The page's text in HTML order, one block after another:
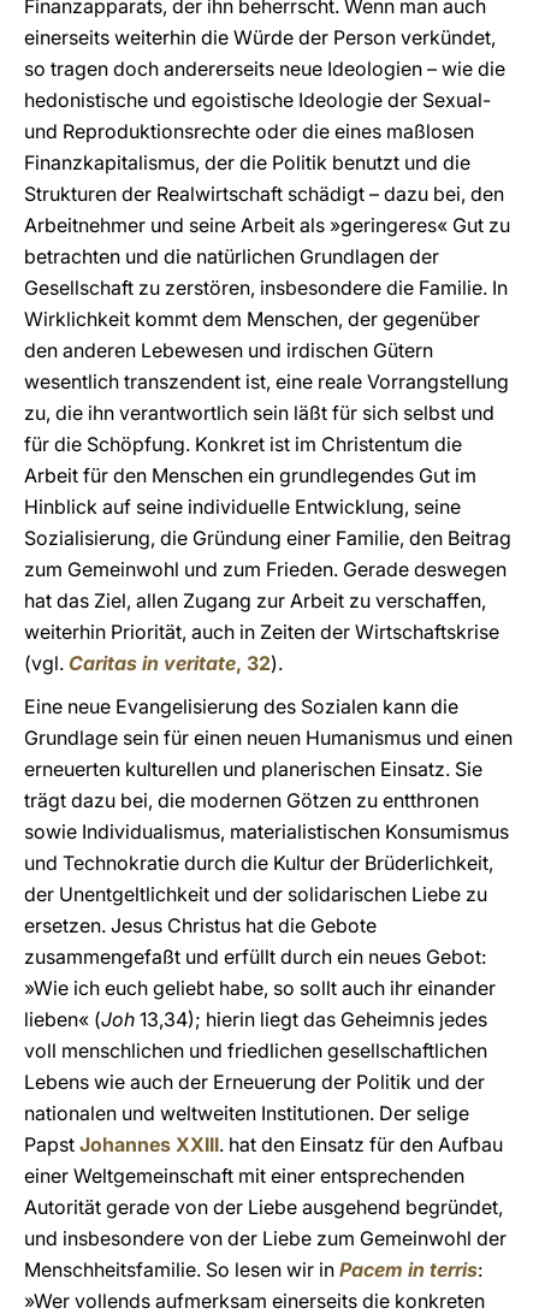
Finanzapparats, der ihn beherrscht. Wenn man auch
einerseits weiterhin die Würde der Person verkündet,
so tragen doch andererseits neue Ideologien – wie die
hedonistische und egoistische Ideologie der Sexual-
und Reproduktionsrechte oder die eines maßlosen
Finanzkapitalismus, der die Politik benutzt und die
Strukturen der Realwirtschaft schädigt – dazu bei, den
Arbeitnehmer und seine Arbeit als »geringeres« Gut zu
betrachten und die natürlichen Grundlagen der
Gesellschaft zu zerstören, insbesondere die Familie. In
Wirklichkeit kommt dem Menschen, der gegenüber
den anderen Lebewesen und irdischen Gütern
wesentlich transzendent ist, eine reale Vorrangstellung
zu, die ihn verantwortlich sein läßt für sich selbst und
für die Schöpfung. Konkret ist im Christentum die
Arbeit für den Menschen ein grundlegendes Gut im
Hinblick auf seine individuelle Entwicklung, seine
Sozialisierung, die Gründung einer Familie, den Beitrag
zum Gemeinwohl und zum Frieden. Gerade deswegen
hat das Ziel, allen Zugang zur Arbeit zu verschaffen,
weiterhin Priorität, auch in Zeiten der Wirtschaftskrise
(vgl. Caritas in veritate, 32).
Eine neue Evangelisierung des Sozialen kann die
Grundlage sein für einen neuen Humanismus und einen
erneuerten kulturellen und planerischen Einsatz. Sie
trägt dazu bei, die modernen Götzen zu entthronen
sowie Individualismus, materialistischen Konsumismus
und Technokratie durch die Kultur der Brüderlichkeit,
der Unentgeltlichkeit und der solidarischen Liebe zu
ersetzen. Jesus Christus hat die Gebote
zusammengefaßt und erfüllt durch ein neues Gebot:
»Wie ich euch geliebt habe, so sollt auch ihr einander
lieben« (Joh 13,34); hierin liegt das Geheimnis jedes
voll menschlichen und friedlichen gesellschaftlichen
Lebens wie auch der Erneuerung der Politik und der
nationalen und weltweiten Institutionen. Der selige
Papst Johannes XXIII. hat den Einsatz für den Aufbau
einer Weltgemeinschaft mit einer entsprechenden
Autorität gerade von der Liebe ausgehend begründet,
und insbesondere von der Liebe zum Gemeinwohl der
Menschheitsfamilie. So lesen wir in Pacem in terris:
»Wer vollends aufmerksam einerseits die konkreten